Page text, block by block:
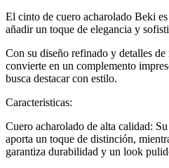
El cinto de cuero acharolado Beki
añadir un toque de elegancia y
Con su diseño refinado y detalles de
convierte en un complemento
busca destacar con estilo.
Caracteristicas:
Cuero acharolado de alta calidad:
aporta un toque de distinción,
garantiza durabilidad y un look